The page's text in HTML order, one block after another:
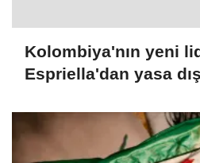
Kolombiya'nın yeni
Espriella'dan yasa